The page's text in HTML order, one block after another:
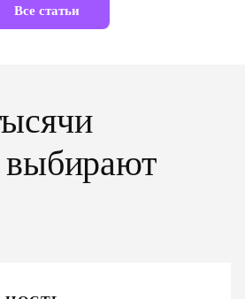
Все статьи
выбирают